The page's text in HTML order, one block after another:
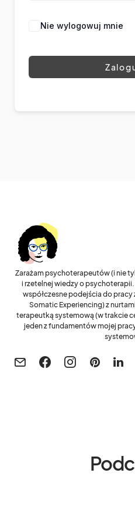
Nie wylogowuj mnie
Zarażam psychoterapeutów (i nie
i rzetelnej wiedzy o
współczesne podejścia do pracy
Somatic Experiencing) z
terapeutką systemową (w trakcie
jeden z fundamentów mojej